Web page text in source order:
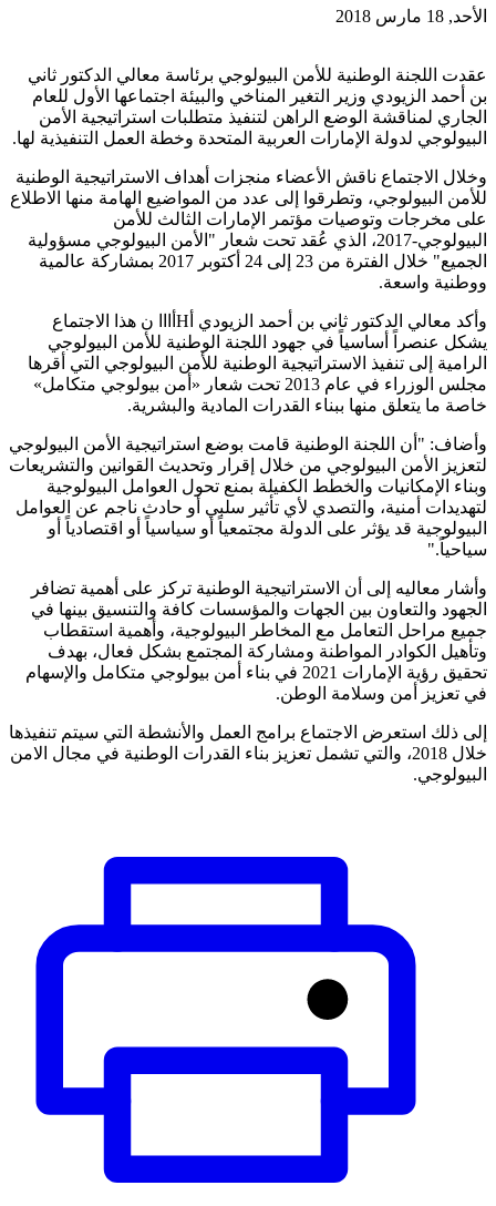
الأحد, 18 مارس 2018
عقدت اللجنة الوطنية للأمن البيولوجي برئاسة معالي الدكتور ثاني
بن أحمد الزيودي وزير التغير المناخي والبيئة اجتماعها الأول للعام
الجاري لمناقشة الوضع الراهن لتنفيذ متطلبات استراتيجية الأمن
البيولوجي لدولة الإمارات العربية المتحدة وخطة العمل التنفيذية لها.
وخلال الاجتماع ناقش الأعضاء منجزات أهداف الاستراتيجية الوطنية
للأمن البيولوجي، وتطرقوا إلى عدد من المواضيع الهامة منها الاطلاع
على مخرجات وتوصيات مؤتمر الإمارات الثالث للأمن
البيولوجي-2017، الذي عُقد تحت شعار "الأمن البيولوجي مسؤولية
الجميع" خلال الفترة من 23 إلى 24 أكتوبر 2017 بمشاركة عالمية
ووطنية واسعة.
وأكد معالي الدكتور ثاني بن أحمد الزيودي أHأااا ن هذا الاجتماع
يشكل عنصراً أساسياً في جهود اللجنة الوطنية للأمن البيولوجي
الرامية إلى تنفيذ الاستراتيجية الوطنية للأمن البيولوجي التي أقرها
مجلس الوزراء في عام 2013 تحت شعار «أمن بيولوجي متكامل»
خاصة ما يتعلق منها ببناء القدرات المادية والبشرية.
وأضاف: "أن اللجنة الوطنية قامت بوضع استراتيجية الأمن البيولوجي
لتعزيز الأمن البيولوجي من خلال إقرار وتحديث القوانين والتشريعات
وبناء الإمكانيات والخطط الكفيلة بمنع تحول العوامل البيولوجية
لتهديدات أمنية، والتصدي لأي تأثير سلبي أو حادث ناجم عن العوامل
البيولوجية قد يؤثر على الدولة مجتمعياً أو سياسياً أو اقتصادياً أو
سياحياً."
وأشار معاليه إلى أن الاستراتيجية الوطنية تركز على أهمية تضافر
الجهود والتعاون بين الجهات والمؤسسات كافة والتنسيق بينها في
جميع مراحل التعامل مع المخاطر البيولوجية، وأهمية استقطاب
وتأهيل الكوادر المواطنة ومشاركة المجتمع بشكل فعال، بهدف
تحقيق رؤية الإمارات 2021 في بناء أمن بيولوجي متكامل والإسهام
في تعزيز أمن وسلامة الوطن.
إلى ذلك استعرض الاجتماع برامج العمل والأنشطة التي سيتم تنفيذها
خلال 2018، والتي تشمل تعزيز بناء القدرات الوطنية في مجال الامن
البيولوجي.